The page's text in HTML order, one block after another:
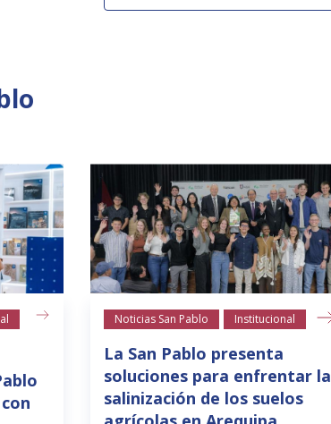
Noticias San Pablo Institucional
La San Pablo presenta
soluciones para enfrentar la
salinización de los suelos